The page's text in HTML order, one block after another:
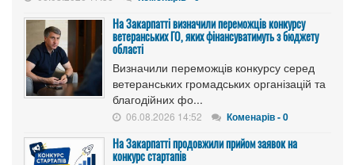
На Закарпатті визначили переможців конкурсу
ветеранських ГО, яких фінансуватимуть з бюджету
області
Визначили переможців конкурсу серед
ветеранських громадських організацій та
благодійних фо...
06.08.2026 14:52 Коменарів - 0
На Закарпатті продовжили прийом заявок на
конкурс стартапів